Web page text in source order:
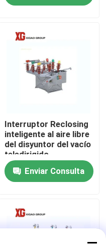
de aire
SF6
la distribución de poder
Interruptor Reclosing
inteligente al aire libre
del disyuntor del vacío
teledirigido
Enviar Consulta